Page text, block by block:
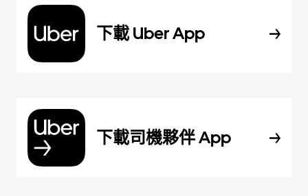
下載 Uber App
下載司機夥伴 App